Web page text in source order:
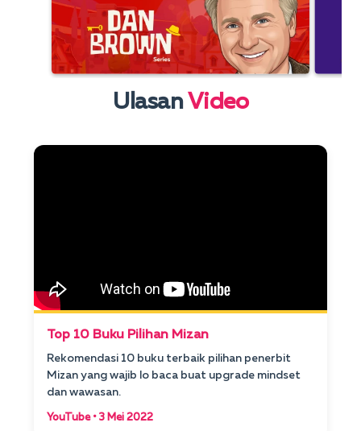
Ulasan Video
Top 10 Buku Pilihan Mizan
Rekomendasi 10 buku terbaik pilihan penerbit
Mizan yang wajib lo baca buat upgrade mindset
dan wawasan.
YouTube • 3 Mei 2022